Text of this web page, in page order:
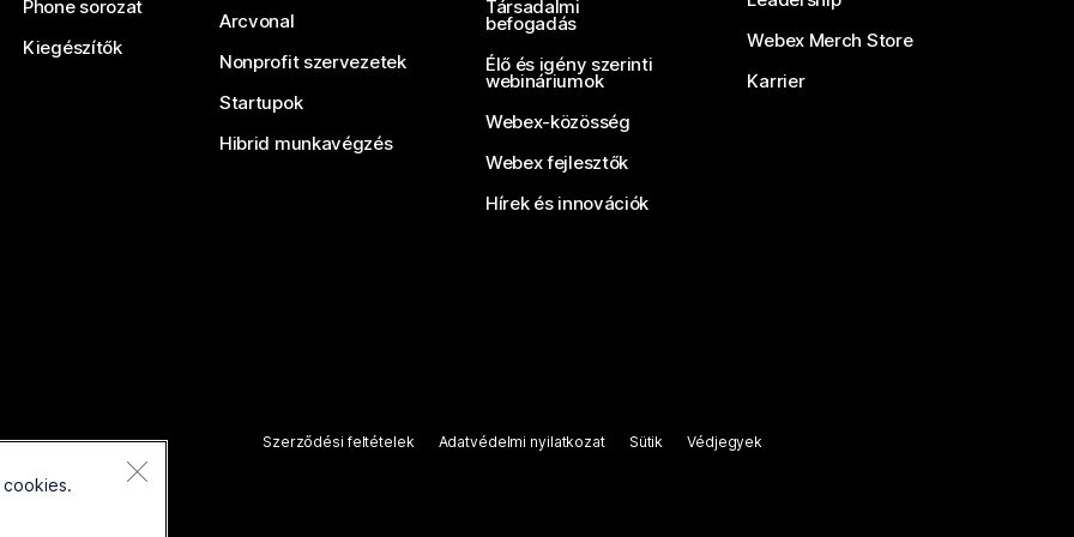
Phone sorozat
Kiegészítők
Arcvonal
Nonprofit szervezetek
Startupok
Hibrid munkavégzés
Társadalmi
befogadás
Élő és igény szerinti
webináriumok
Webex-közösség
Webex fejlesztők
Hírek és innovációk
Webex Merch Store
Karrier
Szerződési feltételek Adatvédelmi nyilatkozat Sütik Védjegyek